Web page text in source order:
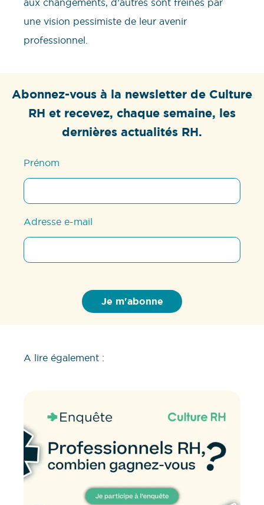
une vision pessimiste de leur avenir
professionnel.
Abonnez-vous à la newsletter de Culture
RH et recevez, chaque semaine, les
dernières actualités RH.
Prénom
Adresse e-mail
A lire également :